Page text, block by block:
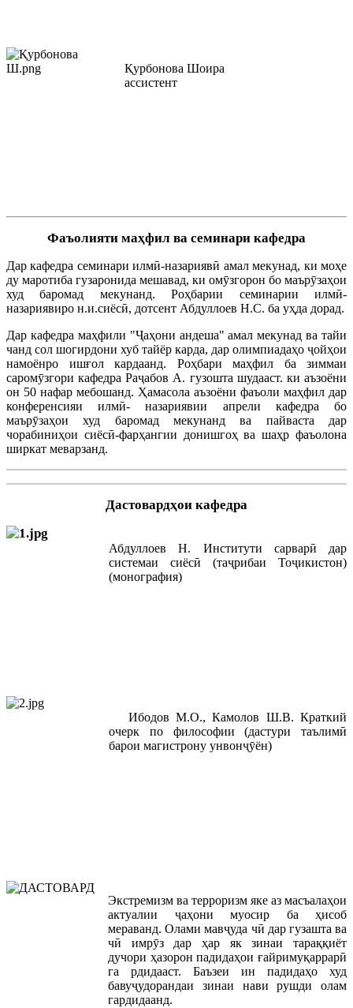
Қурбонова Шоира
ассистент
Фаъолияти маҳфил ва семинари кафедра
Дар кафедра семинари илмӣ-назариявӣ амал мекунад, ки моҳе
ду маротиба гузаронида мешавад, ки омӯзгорон бо маърӯзаҳои
худ баромад мекунанд. Роҳбарии семинарии илмӣ-
назариявиро н.и.сиёсӣ, дотсент Абдуллоев Н.С. ба уҳда дорад.
Дар кафедра маҳфили "Ҷаҳони андеша" амал мекунад ва тайи
чанд сол шогирдони хуб тайёр карда, дар олимпиадаҳо ҷойҳои
намоёнро ишғол кардаанд. Роҳбари маҳфил ба зиммаи
саромӯзгори кафедра Раҷабов А. гузошта шудааст. ки аъзоёни
он 50 нафар мебошанд. Ҳамасола аъзоёни фаъоли маҳфил дар
конференсияи илмӣ- назариявии апрели кафедра бо
маърӯзаҳои худ баромад мекунанд ва пайваста дар
чорабиниҳои сиёсӣ-фарҳангии донишгоҳ ва шаҳр фаъолона
ширкат меварзанд.
Дастовардҳои кафедра
Абдуллоев Н. Институти сарварӣ дар
системаи сиёсӣ (таҷрибаи Тоҷикистон)
(монография)
Ибодов М.О., Камолов Ш.В. Краткий
очерк по философии (дастури таълимӣ
барои магистрону унвонҷӯён)
Экстремизм ва терроризм яке аз масъалаҳои
актуалии ҷаҳони муосир ба ҳисоб
мераванд. Олами мавҷуда чӣ дар гузашта ва
чӣ имрӯз дар ҳар як зинаи тараққиёт
дучори ҳазорон падидаҳои ғайримуқаррарӣ
га рдидааст. Баъзеи ин падидаҳо худ
бавуҷудорандаи зинаи нави рушди олам
гардидаанд.